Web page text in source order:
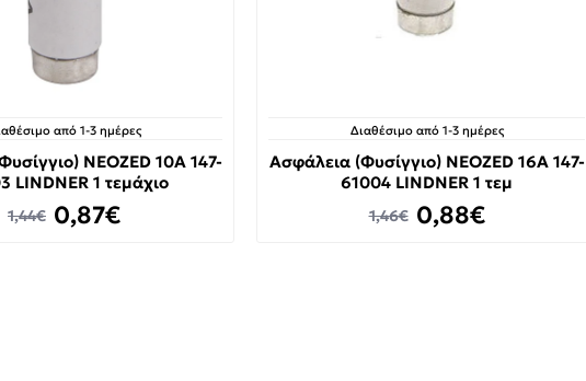
από 1-3 ημέρες
NEOZED 10A 147-
LINDNER 1 τεμάχιο
0,87€
1,44€
Διαθέσιμο από 1-3 ημέρες
Ασφάλεια (Φυσίγγιο) NEOZED 16A 147-
61004 LINDNER 1 τεμ
0,88€
1,46€